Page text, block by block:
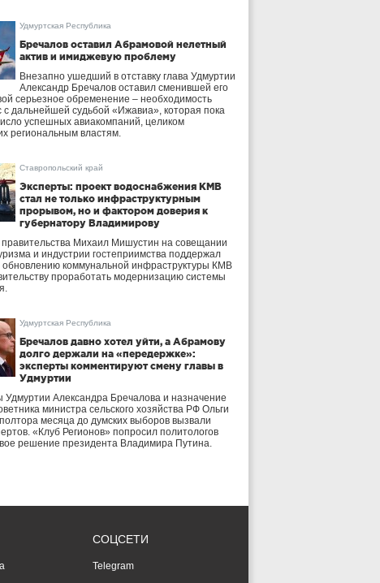
Удмуртская Республика
Бречалов оставил Абрамовой нелетный
актив и имиджевую проблему
Внезапно ушедший в отставку глава Удмуртии
Александр Бречалов оставил сменившей его
серьезное обременение – необходимость
с дальнейшей судьбой «Ижавиа», которая пока
успешных авиакомпаний, целиком
региональным властям.
Ставропольский край
Эксперты: проект водоснабжения КМВ
стал не только инфраструктурным
прорывом, но и фактором доверия к
губернатору Владимирову
правительства Михаил Мишустин на совещании
и индустрии гостеприимства поддержал
обновлению коммунальной инфраструктуры КМВ
проработать модернизацию системы
Удмуртская Республика
Бречалов давно хотел уйти, а Абрамову
долго держали на «передержке»:
эксперты комментируют смену главы в
Удмуртии
Удмуртии Александра Бречалова и назначение
министра сельского хозяйства РФ Ольги
месяца до думских выборов вызвали
«Клуб Регионов» попросил политологов
решение президента Владимира Путина.
СОЦСЕТИ
Telegram